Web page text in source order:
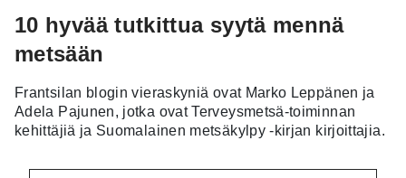
10 hyvää tutkittua syytä mennä
metsään
Frantsilan blogin vieraskyniä ovat Marko Leppänen ja
Adela Pajunen, jotka ovat Terveysmetsä-toiminnan
kehittäjiä ja Suomalainen metsäkylpy -kirjan kirjoittajia.